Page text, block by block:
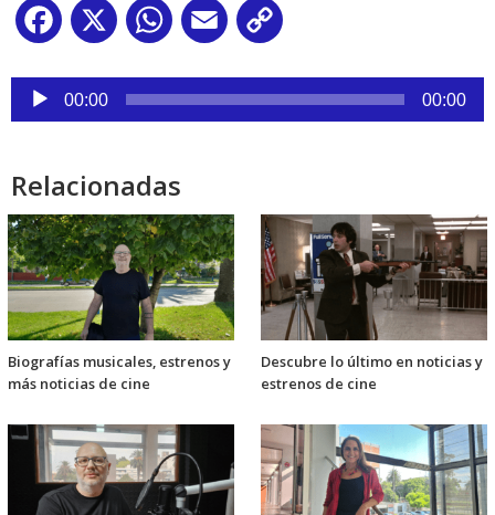
Facebook
X WhatsApp
Email
Reproductor
audio
00:00 00:00
Relacionadas
Biografías musicales, estrenos y
más noticias de cine
Descubre lo último en noticias y
estrenos de cine